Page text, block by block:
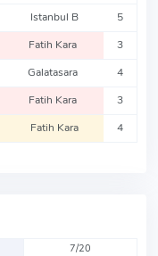
Istanbul B 5
Fatih Kara 3
Galatasara 4
Fatih Kara 3
Fatih Kara 4
7/20